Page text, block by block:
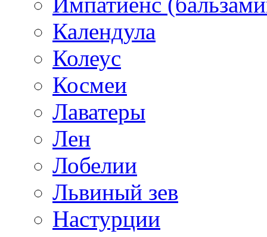
Календула
Колеус
Космеи
Лаватеры
Лен
Лобелии
Львиный зев
Настурции